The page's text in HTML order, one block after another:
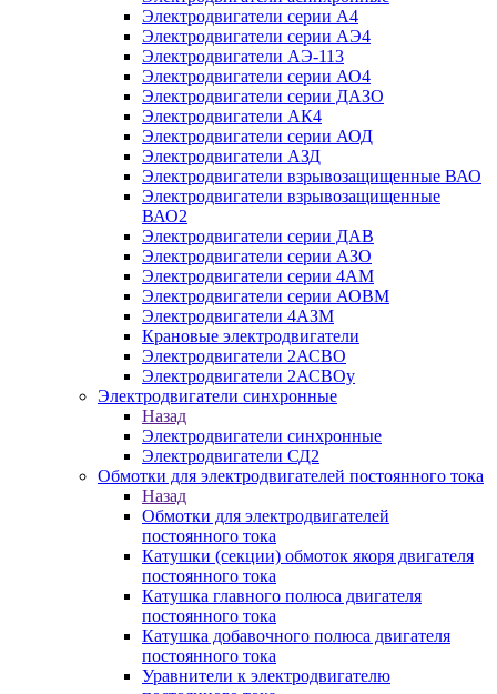
Электродвигатели серии А4
Электродвигатели серии АЭ4
Электродвигатели АЭ-113
Электродвигатели серии АО4
Электродвигатели серии ДАЗО
Электродвигатели АК4
Электродвигатели серии АОД
Электродвигатели АЗД
Электродвигатели взрывозащищенные ВАО
Электродвигатели взрывозащищенные
ВАО2
Электродвигатели серии ДАВ
Электродвигатели серии АЗО
Электродвигатели серии 4АМ
Электродвигатели серии АОВМ
Электродвигатели 4АЗМ
Крановые электродвигатели
Электродвигатели 2АСВО
Электродвигатели 2АСВОу
Электродвигатели синхронные
Назад
Электродвигатели синхронные
Электродвигатели СД2
Обмотки для электродвигателей постоянного тока
Назад
Обмотки для электродвигателей
постоянного тока
Катушки (секции) обмоток якоря двигателя
постоянного тока
Катушка главного полюса двигателя
постоянного тока
Катушка добавочного полюса двигателя
постоянного тока
Уравнители к электродвигателю